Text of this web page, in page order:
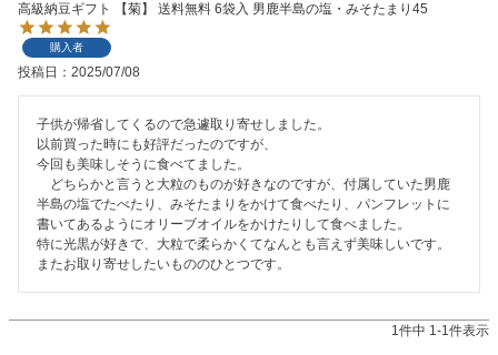
高級納豆ギフト 【菊】 送料無料 6袋入 男鹿半島の塩・みそたまり45
購入者
投稿日 2025/07/08
子供が帰省してくるので急遽取り寄せしました。
以前買った時にも好評だったのですが、
今回も美味しそうに食べてました。
どちらかと言うと大粒のものが好きなのですが、付属していた男鹿
半島の塩でたべたり、みそたまりをかけて食べたり、パンフレットに
書いてあるようにオリーブオイルをかけたりして食べました。
特に光黒が好きで、大粒で柔らかくてなんとも言えず美味しいです。
1件中 1-1件表示